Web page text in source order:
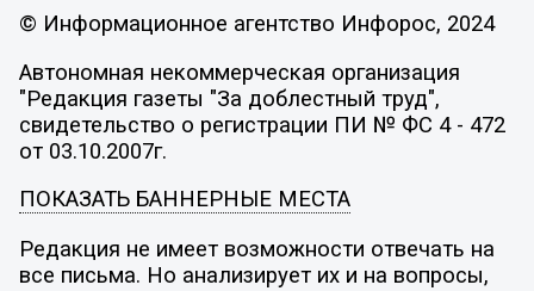
© Информационное агентство Инфорос, 2024
Автономная некоммерческая организация
"Редакция газеты "За доблестный труд",
свидетельство о регистрации ПИ № ФС 4 - 472
от 03.10.2007г.
ПОКАЗАТЬ БАННЕРНЫЕ МЕСТА
Редакция не имеет возможности отвечать на
все письма. Но анализирует их и на вопросы,